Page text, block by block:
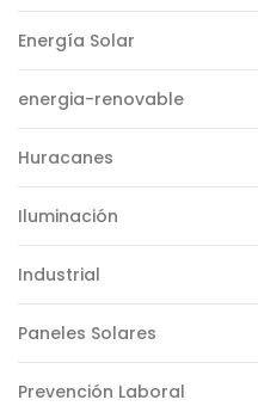
Energía Solar
energia-renovable
Huracanes
Iluminación
Industrial
Paneles Solares
Prevención Laboral